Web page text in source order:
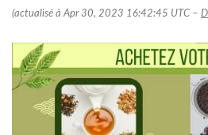
(actualisé à Apr 30, 2023 16:42:45 UTC –